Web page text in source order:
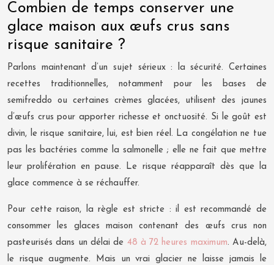
Combien de temps conserver une
glace maison aux œufs crus sans
risque sanitaire ?
Parlons maintenant d’un sujet sérieux : la sécurité. Certaines
recettes traditionnelles, notamment pour les bases de
semifreddo ou certaines crèmes glacées, utilisent des jaunes
d’œufs crus pour apporter richesse et onctuosité. Si le goût est
divin, le risque sanitaire, lui, est bien réel. La congélation ne tue
pas les bactéries comme la salmonelle ; elle ne fait que mettre
leur prolifération en pause. Le risque réapparaît dès que la
glace commence à se réchauffer.
Pour cette raison, la règle est stricte : il est recommandé de
consommer les glaces maison contenant des œufs crus non
pasteurisés dans un délai de 48 à 72 heures maximum. Au-delà,
le risque augmente. Mais un vrai glacier ne laisse jamais le